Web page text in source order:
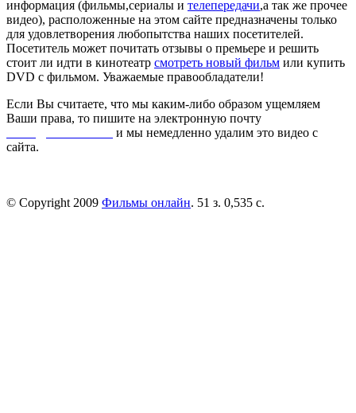
информация (фильмы,сериалы и телепередачи,а так же прочее
видео), расположенные на этом сайте предназначены только
для удовлетворения любопытства наших посетителей.
Посетитель может почитать отзывы о премьере и решить
стоит ли идти в кинотеатр смотреть новый фильм или купить
DVD с фильмом. Уважаемые правообладатели!
Если Вы считаете, что мы каким-либо образом ущемляем
Ваши права, то пишите на электронную почту
и мы немедленно удалим это видео с
сайта.
© Copyright 2009 Фильмы онлайн. 51 з. 0,535 с.